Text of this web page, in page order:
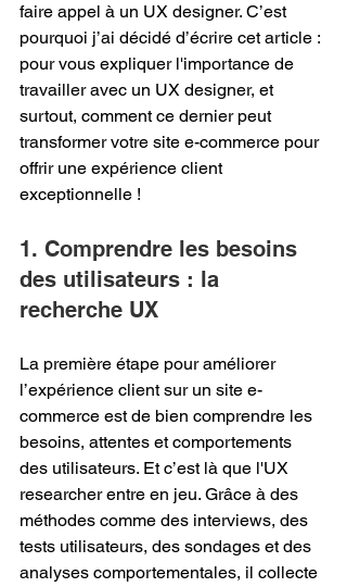
faire appel à un UX designer. C’est
pourquoi j’ai décidé d’écrire cet article :
pour vous expliquer l'importance de
travailler avec un UX designer, et
surtout, comment ce dernier peut
transformer votre site e-commerce pour
offrir une expérience client
exceptionnelle !
1. Comprendre les besoins
des utilisateurs : la
recherche UX
La première étape pour améliorer
l’expérience client sur un site e-
commerce est de bien comprendre les
besoins, attentes et comportements
des utilisateurs. Et c’est là que l'UX
researcher entre en jeu. Grâce à des
méthodes comme des interviews, des
tests utilisateurs, des sondages et des
analyses comportementales, il collecte